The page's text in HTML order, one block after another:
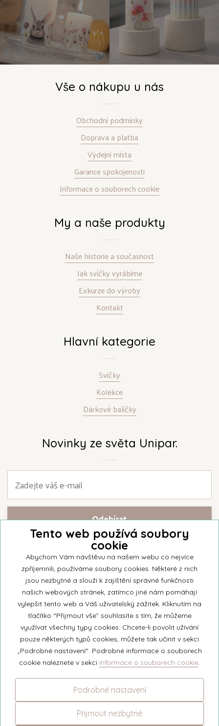
Vše o nákupu u nás
Obchodní podmínky
Doprava a platba
Výdejní místa
Garance spokojenosti
Informace o souborech cookie
My a naše produkty
Naše historie a současnost
Jak svíčky vyrábíme
Exkurze do výroby
Kontakt
Hlavní kategorie
Svíčky
Kolekce
Dárkové balíčky
Novinky ze světa Unipar.
Přihlašte se k našemu newsletteru a buďte jako první informováni o
nejnovějších kolekcích svíček a aktualitách z rodinné firmy Unipar.
© 2026 Unipar
+420 571 651 531
eshop@unipar.cz
Facebook
Instagram
Tento web používá soubory
cookie
Abychom Vám návštěvu na našem webu co nejvíce
zpříjemnili, používáme soubory cookies. Některé z nich
jsou nezbytné a slouží k zajíštění správné funkčnosti
našich webových stránek, zatímco jiné nám pomáhají
vylepšit tento web a Váš uživatelský zážitek. Kliknutím na
tlačítko “Přijmout vše” souhlasíte s tím, že můžeme
využívat všechny typy cookies. Chcete-li povolit užívání
pouze některých typů cookies, můžete tak učinit v sekci
„Podrobné nastavení“. Podrobné informace o souborech
cookie naleznete v sekci Informace o souborech cookie.
Podrobné nastavení
Přijmout nezbytné